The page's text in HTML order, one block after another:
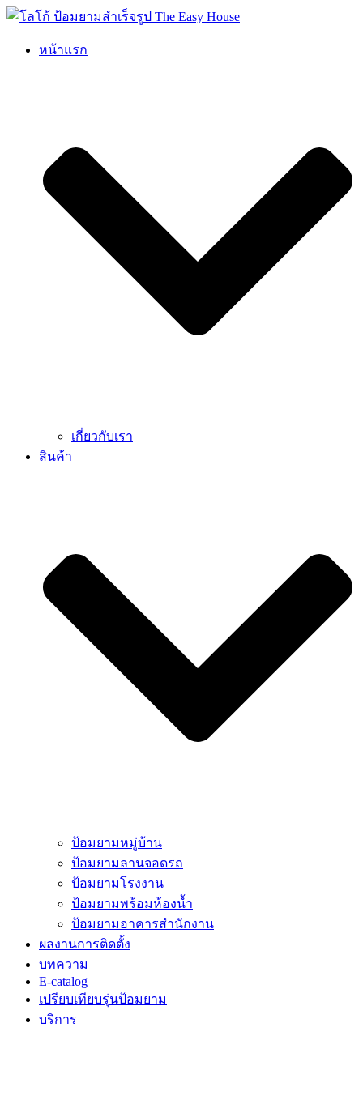
Skip
หน้าแรก
เกี่ยวกับเรา
สินค้า
ป้อมยามหมู่บ้าน
ป้อมยามลานจอดรถ
ป้อมยามโรงงาน
ป้อมยามพร้อมห้องน้ำ
ป้อมยามอาคารสำนักงาน
ผลงานการติดตั้ง
บทความ
E-catalog
เปรียบเทียบรุ่นป้อมยาม
บริการ